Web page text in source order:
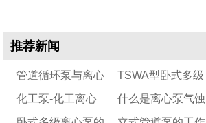
推荐新闻
管道循环泵与离心
泵有什么区别
TSWA型卧式多级
离心泵
化工泵-化工离心 什么是离心泵气蚀